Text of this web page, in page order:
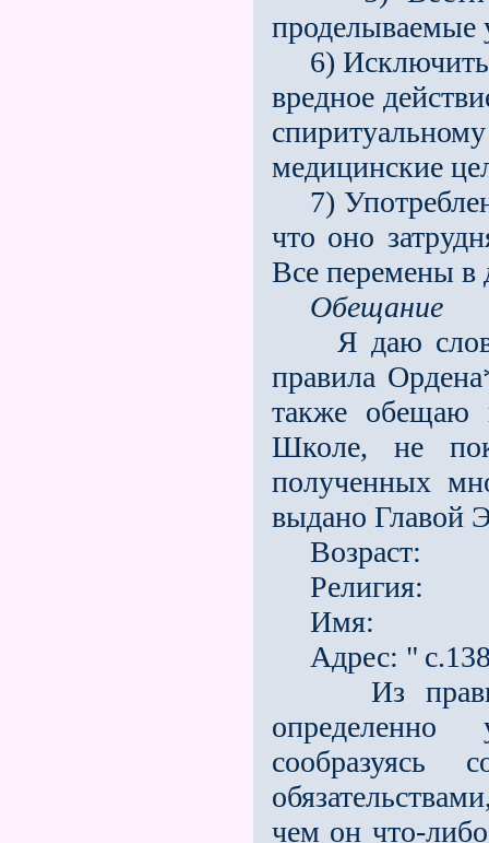
проделываемые
6) Исключить
вредное
медицинские
7)
что оно
Все перемены в
Обещание
Я даю
правила
также обещаю
Школе, не
полученных
выдано Главой
Возраст:
Религия:
Имя:
Адрес: "
Из правил
чем он что-